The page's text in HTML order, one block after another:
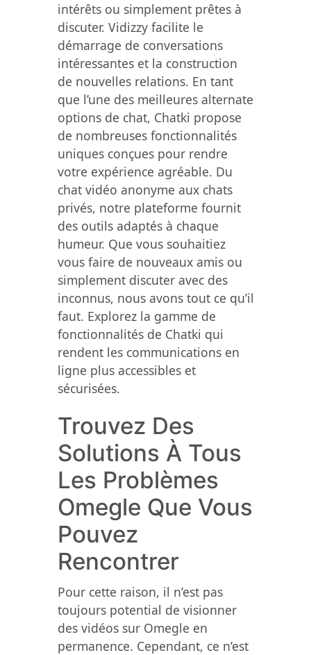
intérêts ou simplement prêtes à
discuter. Vidizzy facilite le
démarrage de conversations
intéressantes et la construction
de nouvelles relations. En tant
que l’une des meilleures alternate
options de chat, Chatki propose
de nombreuses fonctionnalités
uniques conçues pour rendre
votre expérience agréable. Du
chat vidéo anonyme aux chats
privés, notre plateforme fournit
des outils adaptés à chaque
humeur. Que vous souhaitiez
vous faire de nouveaux amis ou
simplement discuter avec des
inconnus, nous avons tout ce qu’il
faut. Explorez la gamme de
fonctionnalités de Chatki qui
rendent les communications en
ligne plus accessibles et
sécurisées.
Trouvez Des
Solutions À Tous
Les Problèmes
Omegle Que Vous
Pouvez
Rencontrer
Pour cette raison, il n’est pas
toujours potential de visionner
des vidéos sur Omegle en
permanence. Cependant, ce n’est